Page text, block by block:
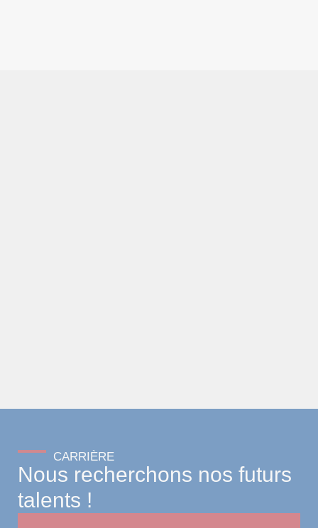
Nous recherchons nos futurs
talents !
CARRIÈRE